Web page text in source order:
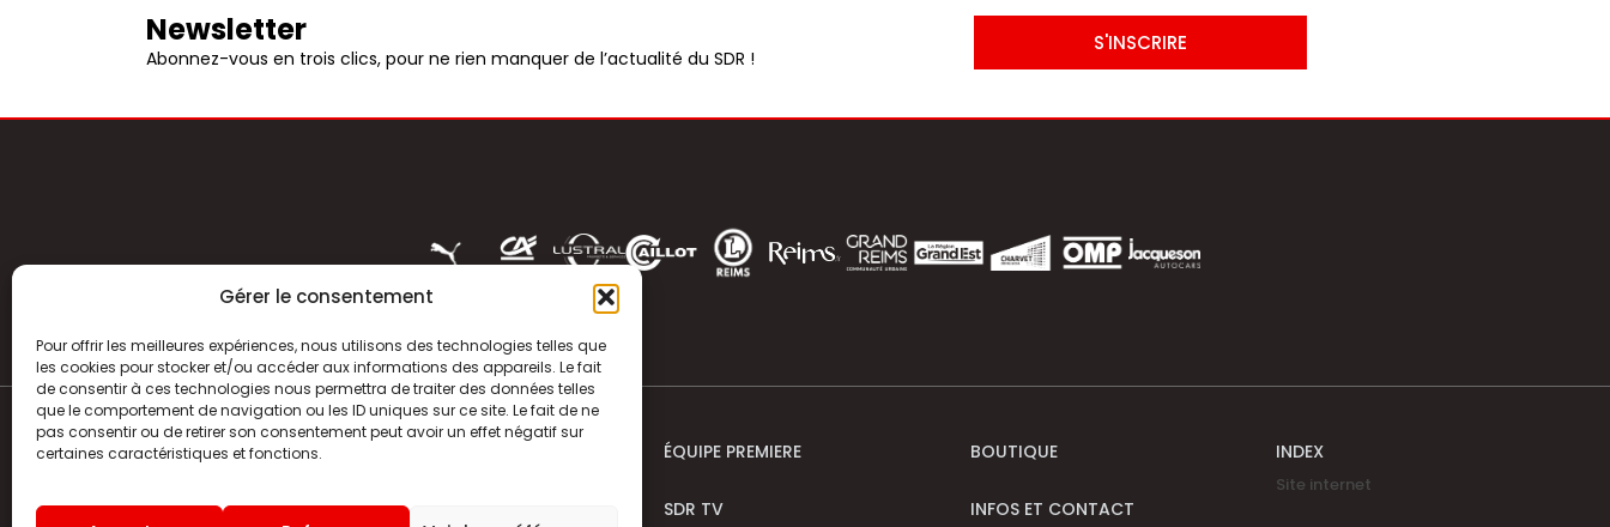
Gérer le consentement
Pour offrir les meilleures expériences, nous utilisons des technologies telles que
les cookies pour stocker et/ou accéder aux informations des appareils. Le fait
de consentir à ces technologies nous permettra de traiter des données telles
que le comportement de navigation ou les ID uniques sur ce site. Le fait de ne
pas consentir ou de retirer son consentement peut avoir un effet négatif sur
certaines caractéristiques et fonctions.
Newsletter
Abonnez-vous en trois clics, pour ne rien manquer de l’actualité du SDR !
S'INSCRIRE
HISTOIRE
ÉQUIPE PREMIERE
SDR TV
BOUTIQUE
INFOS ET CONTACT
INDEX
Site internet